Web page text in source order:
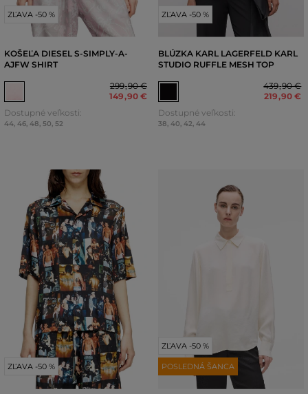
ZĽAVA -50 %
KOŠEĽA DIESEL S-SIMPLY-A-
AJFW SHIRT
299,90 €
149,90 €
Dostupné veľkosti:
44 46, 48 50 52
ZĽAVA -50 %
BLÚZKA KARL LAGERFELD KARL
STUDIO RUFFLE MESH TOP
439,90 €
219,90 €
Dostupné veľkosti:
38 40 42 44
ZĽAVA -50 %
ZĽAVA -50 %
POSLEDNÁ ŠANCA